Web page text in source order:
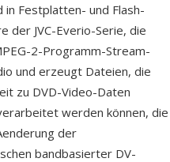
in Festplatten- und Flash-
der JVC-Everio-Serie, die
2-Programm-Stream-
und erzeugt Dateien, die
zu DVD-Video-Daten
werden können, die
der
bandbasierter DV-